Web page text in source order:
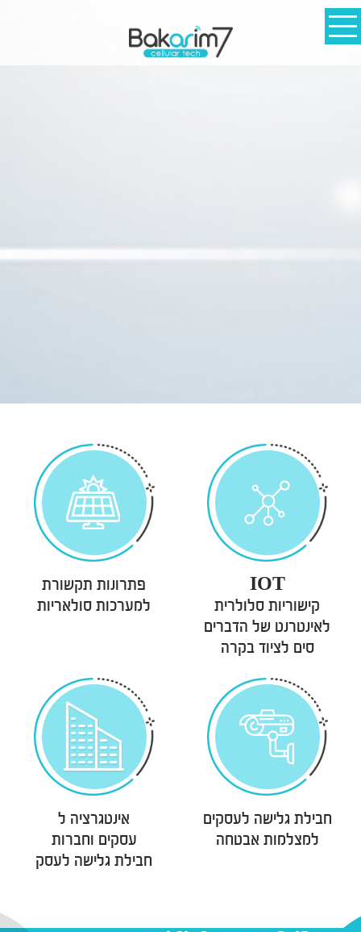
IOT
קישוריות סלולרית
לאינטרנט של הדברים
סים לציוד בקרה
פתרונות תקשורת
למערכות סולאריות
חבילת גלישה לעסקים
למצלמות אבטחה
אינטגרציה ל
עסקים וחברות
חבילת גלישה לעסק